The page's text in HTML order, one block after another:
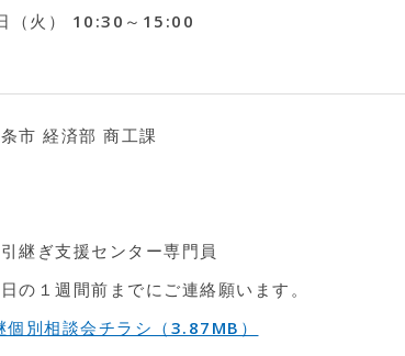
（火） 10:30～15:00
市 経済部 商工課
継ぎ支援センター専門員
の１週間前までにご連絡願います。
別相談会チラシ（3.87MB）